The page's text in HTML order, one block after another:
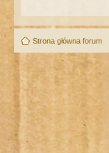
Strona główna forum